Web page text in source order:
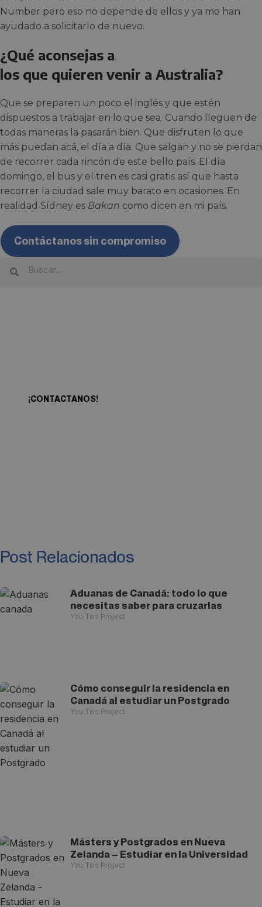
Number pero eso no depende de ellos y ya me han
ayudado a solicitarlo de nuevo.
¿Qué aconsejas a
los que quieren venir a Australia?
Que se preparen un poco el inglés y que estén
dispuestos a trabajar en lo que sea. Cuando lleguen de
todas maneras la pasarán bien. Que disfruten lo que
más puedan acá, el día a día. Que salgan y no se pierdan
de recorrer cada rincón de este bello país. El día
domingo, el bus y el tren es casi gratis así que hasta
recorrer la ciudad sale muy barato en ocasiones. En
realidad Sídney es Bakan como dicen en mi país.
Contáctanos sin compromiso
¡CONTACTANOS!
Post Relacionados
Aduanas de Canadá: todo lo que
necesitas saber para cruzarlas
You Too Project
Cómo conseguir la residencia en
Canadá al estudiar un Postgrado
You Too Project
Másters y Postgrados en Nueva
Zelanda – Estudiar en la Universidad
You Too Project